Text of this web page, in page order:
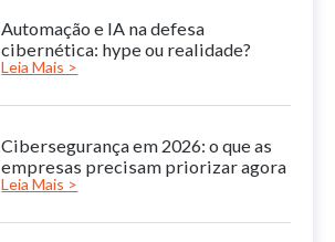
Automação e IA na defesa
cibernética: hype ou realidade?
Leia Mais >
Cibersegurança em 2026: o que as
empresas precisam priorizar agora
Leia Mais >